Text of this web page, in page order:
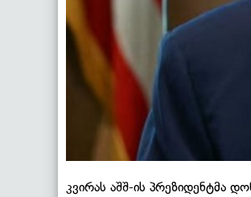
კვირას აშშ-ის პრეზიდენტმა